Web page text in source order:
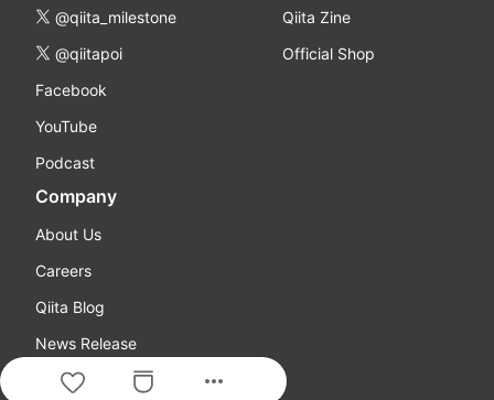
more_horiz
@qiita_milestone
@qiitapoi
Facebook
YouTube
Podcast
Qiita Zine
Official Shop
Company
About Us
Careers
Qiita Blog
News Release